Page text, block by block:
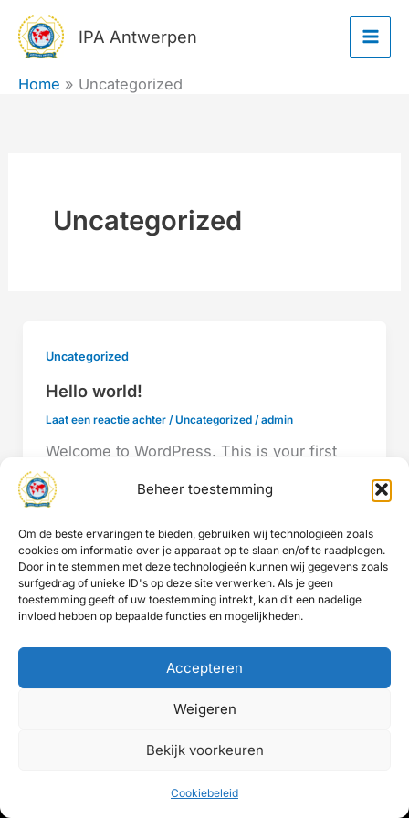
Beheer toestemming
Om de beste ervaringen te bieden, gebruiken wij technologieën zoals
cookies om informatie over je apparaat op te slaan en/of te raadplegen.
Door in te stemmen met deze technologieën kunnen wij gegevens zoals
surfgedrag of unieke ID's op deze site verwerken. Als je geen
toestemming geeft of uw toestemming intrekt, kan dit een nadelige
invloed hebben op bepaalde functies en mogelijkheden.
Accepteren
Weigeren
Bekijk voorkeuren
Cookiebeleid
naar
inhoud
IPA Antwerpen
Home Uncategorized
Uncategorized
Uncategorized
Hello world!
Laat een reactie achter /Uncategorized/admin
Welcome to WordPress. This is your first
post. Edit or delete it, then start writing!
Facebook Instagram
Copyright © 2026 IPA Antwerpen | Powered by